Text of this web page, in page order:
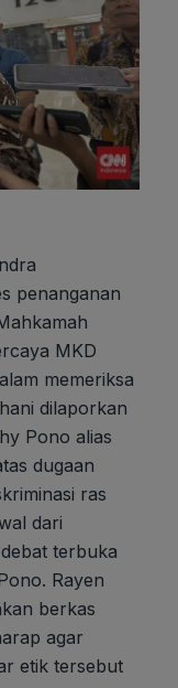
penanganan
MKD
memeriksa
dilaporkan
Pono alias
dugaan
ras
dari
terbuka
Rayen
berkas
agar
etik tersebut